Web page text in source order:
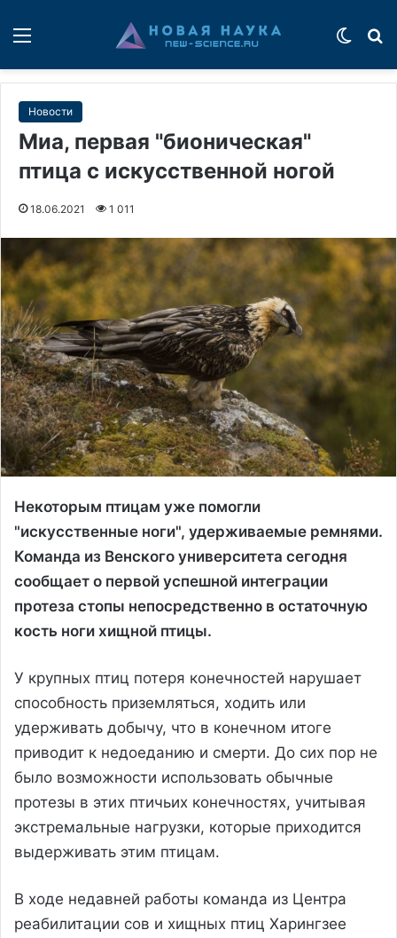
Новости
Миа, первая "бионическая"
птица с искусственной ногой
18.06.2021 1 011
Некоторым птицам уже помогли
"искусственные ноги", удерживаемые ремнями.
Команда из Венского университета сегодня
сообщает о первой успешной интеграции
протеза стопы непосредственно в остаточную
кость ноги хищной птицы.
У крупных птиц потеря конечностей нарушает
способность приземляться, ходить или
удерживать добычу, что в конечном итоге
приводит к недоеданию и смерти. До сих пор не
было возможности использовать обычные
протезы в этих птичьих конечностях, учитывая
экстремальные нагрузки, которые приходится
выдерживать этим птицам.
В ходе недавней работы команда из Центра
реабилитации сов и хищных птиц Харингзее